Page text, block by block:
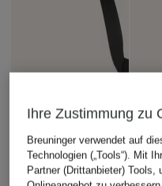
Ihre Zustimmung zu
Breuninger verwendet auf
Technologien („Tools“). Mit
Partner (Drittanbieter) Tools,